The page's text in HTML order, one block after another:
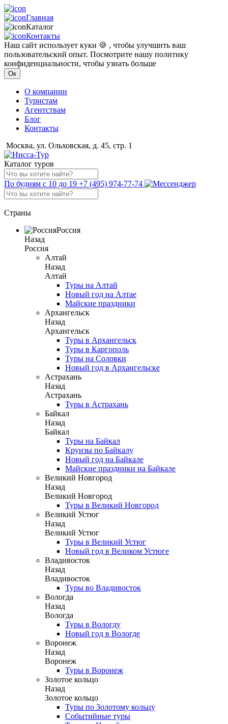
Главная
Каталог
Контакты
Наш сайт использует куки 🍪 , чтобы улучшить ваш
пользовательский опыт. Посмотрите нашу политику
конфиденциальности, чтобы узнать больше
Ок
О компании
Туристам
Агентствам
Блог
Контакты
Москва, ул. Ольховская, д. 45, стр. 1
Каталог туров
По будням с 10 до 19 +7 (495) 974-77-74
Страны
Россия
Назад
Россия
Алтай
Назад
Алтай
Туры на Алтай
Новый год на Алтае
Майские праздники
Архангельск
Назад
Архангельск
Туры в Архангельск
Туры в Каргополь
Туры на Соловки
Новый год в Архангельске
Астрахань
Назад
Астрахань
Туры в Астрахань
Байкал
Назад
Байкал
Туры на Байкал
Круизы по Байкалу
Новый год на Байкале
Майские праздники на Байкале
Великий Новгород
Назад
Великий Новгород
Туры в Великий Новгород
Великий Устюг
Назад
Великий Устюг
Туры в Великий Устюг
Новый год в Великом Устюге
Владивосток
Назад
Владивосток
Туры во Владивосток
Вологда
Назад
Вологда
Туры в Вологду
Новый год в Вологде
Воронеж
Назад
Воронеж
Туры в Воронеж
Золотое кольцо
Назад
Золотое кольцо
Туры по Золотому кольцу
Событийные туры